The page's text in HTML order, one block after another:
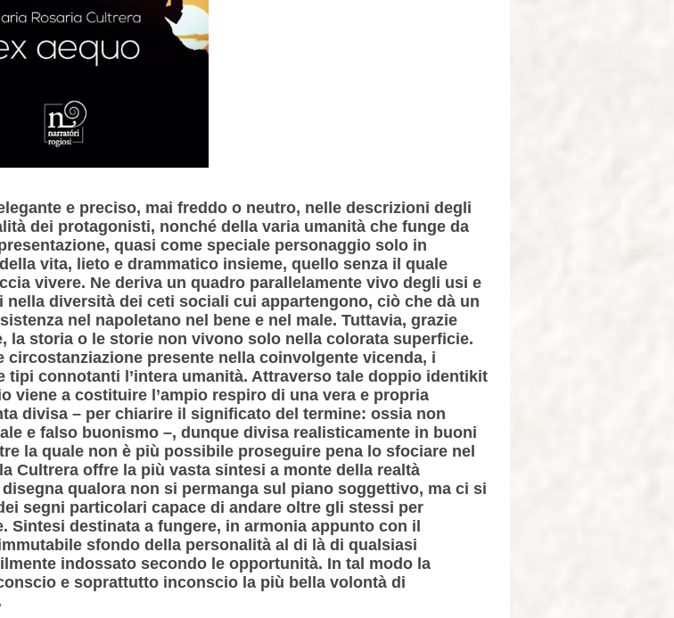
e preciso, mai freddo o neutro, nelle descrizioni degli
dei protagonisti, nonché della varia umanità che funge da
quasi come speciale personaggio solo in
vita, lieto e drammatico insieme, quello senza il quale
vivere. Ne deriva un quadro parallelamente vivo degli usi e
diversità dei ceti sociali cui appartengono, ciò che dà un
nel napoletano nel bene e nel male. Tuttavia, grazie
la storia o le storie non vivono solo nella colorata superficie.
presente nella coinvolgente vicenda, i
connotanti l’intera umanità. Attraverso tale doppio identikit
viene a costituire l’ampio respiro di una vera e propria
divisa – per chiarire il significato del termine: ossia non
e falso buonismo –, dunque divisa realisticamente in buoni
la quale non è più possibile proseguire pena lo sfociare nel
Cultrera offre la più vasta sintesi a monte della realtà
qualora non si permanga sul piano soggettivo, ma ci si
segni particolari capace di andare oltre gli stessi per
destinata a fungere, in armonia appunto con il
sfondo della personalità al di là di qualsiasi
indossato secondo le opportunità. In tal modo la
e soprattutto inconscio la più bella volontà di